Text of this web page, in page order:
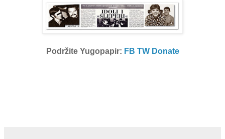
Podržite Yugopapir: FB TW Donate